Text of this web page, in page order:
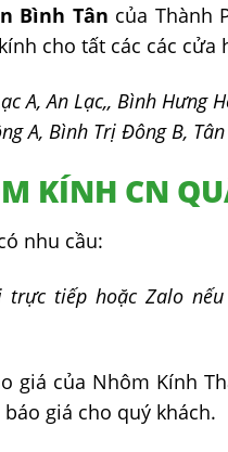
Bình Tân của Thành
cho tất các các cửa
A, An Lạc,, Bình Hưng
A, Bình Trị Đông B, Tân
KÍNH CN
nhu cầu:
trực tiếp hoặc Zalo
giá của Nhôm Kính
giá cho quý khách.